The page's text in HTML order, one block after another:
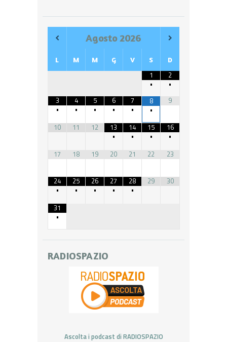
Agosto 2026
L M M G V S D
1
•
2
•
3
•
4
•
5
•
6
•
7
•
8
•
9
10 11 12
13
•
14
•
15
•
16
•
17
18 19 20 21 22 23
24
•
25
•
26
•
27
•
28
•
29 30
31
•
RADIOSPAZIO
Ascolta i podcast di RADIOSPAZIO